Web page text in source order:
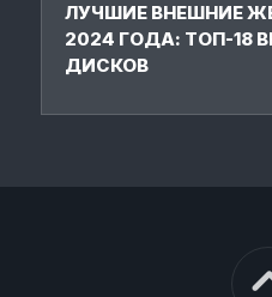
ЛУЧШИЕ ВНЕШНИЕ
2024 ГОДА: ТОП-18
ДИСКОВ